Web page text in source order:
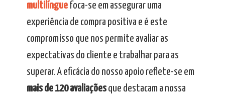
multilínguefoca-se em assegurar uma
experiência de compra positiva e é este
compromisso que nos permite avaliar as
expectativas do cliente e trabalhar para as
superar. A eficácia do nosso apoio reflete-se em
mais de 120 avaliaçõesque destacam a nossa